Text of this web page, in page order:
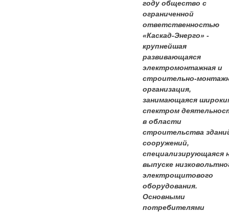
году общество с
ограниченной
ответственностью
«Каскад-Энерго» -
крупнейшая
развивающаяся
электромонтажная и
строительно-
организация,
занимающаяся
спектром
в области
строительства
сооружений,
специализирующаяся
выпуске
электрощитового
оборудования.
Основными
потребителями